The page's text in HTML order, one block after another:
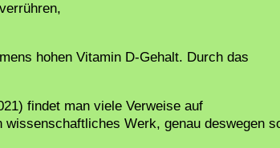
hohen Vitamin D-Gehalt. Durch das
findet man viele Verweise auf
Werk, genau deswegen